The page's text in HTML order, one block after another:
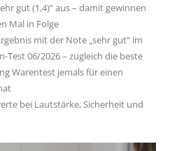
gut (1,4)“ aus – damit gewinnen
Mal in Folge
mit der Note „sehr gut“ im
Test 06/2026 – zugleich die beste
Warentest jemals für einen
bei Lautstärke, Sicherheit und